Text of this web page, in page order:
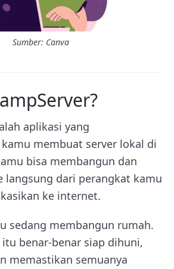
Sumber: Canva
aplikasi yang
membuat server lokal di
bisa membangun dan
langsung dari perangkat kamu
ke internet.
sedang membangun rumah.
benar-benar siap dihuni,
memastikan semuanya